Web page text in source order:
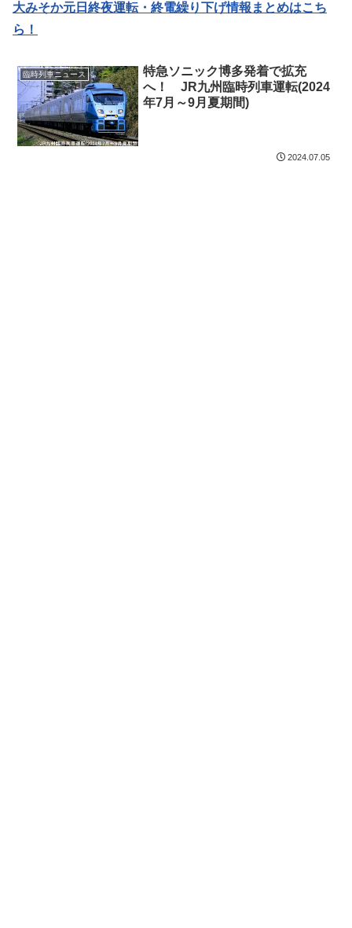
大みそか元日終夜運転・終電繰り下げ情報まとめはこち
ら！
臨時列車ニュース
特急ソニック博多発着で拡充
へ！ JR九州臨時列車運転(2024
年7月～9月夏期間)
2024.07.05